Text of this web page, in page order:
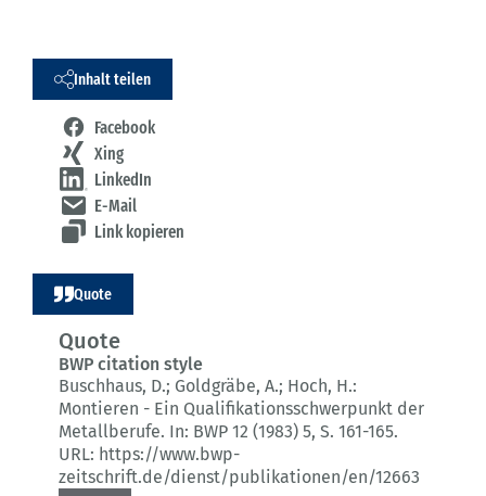
Inhalt teilen
Facebook
Xing
LinkedIn
E-Mail
Link kopieren
Quote
Quote
BWP citation style
Buschhaus, D.; Goldgräbe, A.; Hoch, H.:
Montieren - Ein Qualifikationsschwerpunkt der
Metallberufe. In: BWP 12 (1983) 5, S. 161-165.
URL: https://www.bwp-
zeitschrift.de/dienst/publikationen/en/12663